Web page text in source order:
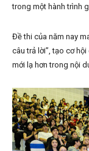
trong một hành trình
Đề thi của năm nay
câu trả lời”, tạo cơ
mới lạ hơn trong nội